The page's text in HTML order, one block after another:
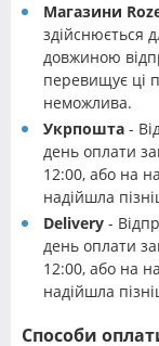
Магазини
здійснюється
довжиною
перевищує ці
неможлива.
Укрпошта -
день оплати
12:00, або на
надійшла
Delivery -
день оплати
12:00, або на
надійшла
Способи